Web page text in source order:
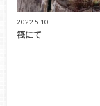
2022.5.10
筏にて